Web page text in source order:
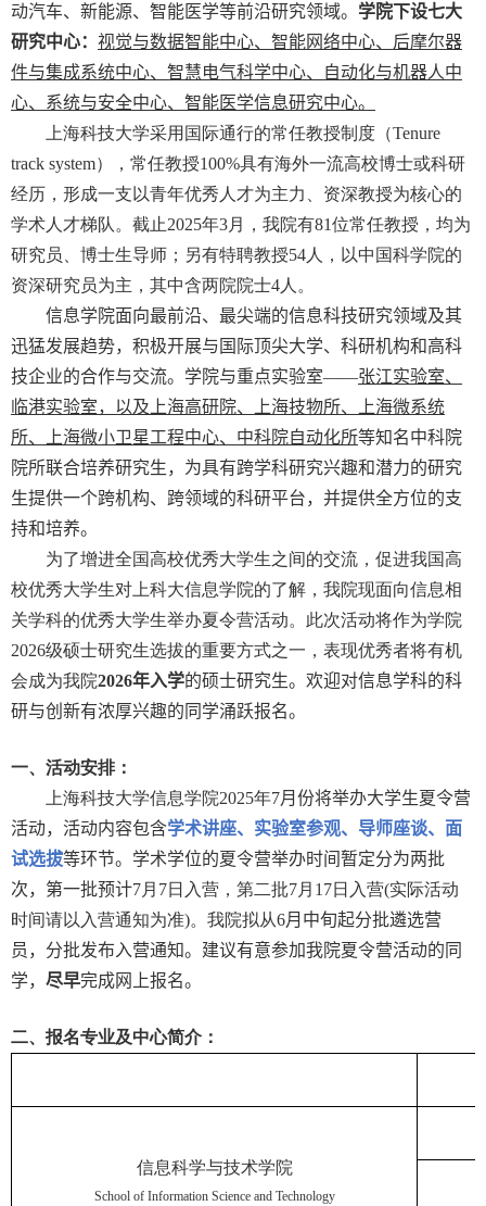
动汽车、新能源、智能医学等前沿研究领域。 学院下设七大
研究中心： 视觉与数据智能中心、智能网络中心、后摩尔器
件与集成系统中心、智慧电气科学中心、自动化与机器人中
心、系统与安全中心、智能医学信息研究中心。
上海科技大学采用国际通行的常任教授制度（Tenure
track system），常任教授100%具有海外一流高校博士或科研
经历，形成一支以青年优秀人才为主力、资深教授为核心的
学术人才梯队。截止2025年3月，我院有81位常任教授，均为
研究员、博士生导师；另有特聘教授54 人，以中国科学院的
资深研究员为主，其中含两院院士4 人。
信息学院面向最前沿、最尖端的信息科技研究领域及其
迅猛发展趋势，积极开展与国际顶尖大学、科研机构和高科
技企业的合作与交流。学院与重点实验室——张江实验室、
临港实验室，以及上海高研院、上海技物所、上海微系统
所、上海微小卫星工程中心、中科院自动化所等知名中科院
院所联合培养研究生，为具有跨学科研究兴趣和潜力的研究
生提供一个跨机构、跨领域的科研平台，并提供全方位的支
持和培养。
为了增进全国高校优秀大学生之间的交流，促进我国高
校优秀大学生对上科大信息学院的了解，我院现面向信息相
关学科的优秀大学生举办夏令营活动。此次活动将作为学院
2026级硕士研究生选拔的重要方式之一，表现优秀者将有机
会成为我院2026年入学的硕士研究生。欢迎对信息学科的科
研与创新有浓厚兴趣的同学涌跃报名。
一、活动安排：
上海科技大学信息学院2025年7月份将举办大学生夏令营
活动，活动内容包含学术讲座、实验室参观、导师座谈、面
试选拔等环节。学术学位的夏令营举办时间暂定分为两批
次，第一批预计7月 7日入营，第二批7月 17日入营(实际活动
时间请以入营通知为准)。我院拟从6月中旬起分批遴选营
员，分批发布入营通知。建议有意参加我院夏令营活动的同
学， 尽早完成网上报名。
二、报名专业及中心简介：
信息科学与技术学院
School of Information Science and Technology